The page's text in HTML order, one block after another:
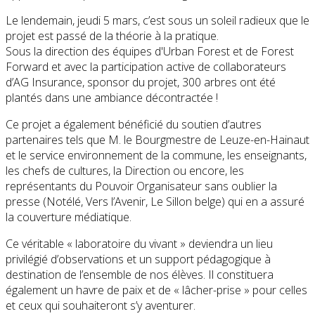
Le lendemain, jeudi 5 mars, c’est sous un soleil radieux que le
projet est passé de la théorie à la pratique.
Sous la direction des équipes d'Urban Forest et de Forest
Forward et avec la participation active de collaborateurs
d’AG Insurance, sponsor du projet, 300 arbres ont été
plantés dans une ambiance décontractée !
Ce projet a également bénéficié du soutien d’autres
partenaires tels que M. le Bourgmestre de Leuze-en-Hainaut
et le service environnement de la commune, les enseignants,
les chefs de cultures, la Direction ou encore, les
représentants du Pouvoir Organisateur sans oublier la
presse (Notélé, Vers l’Avenir, Le Sillon belge) qui en a assuré
la couverture médiatique.
Ce véritable « laboratoire du vivant » deviendra un lieu
privilégié d’observations et un support pédagogique à
destination de l’ensemble de nos élèves. Il constituera
également un havre de paix et de « lâcher-prise » pour celles
et ceux qui souhaiteront s’y aventurer.